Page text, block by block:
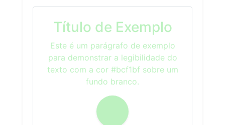
Título de Exemplo
Este é um parágrafo de exemplo
para demonstrar a legibilidade do
texto com a cor #bcf1bf sobre um
fundo branco.